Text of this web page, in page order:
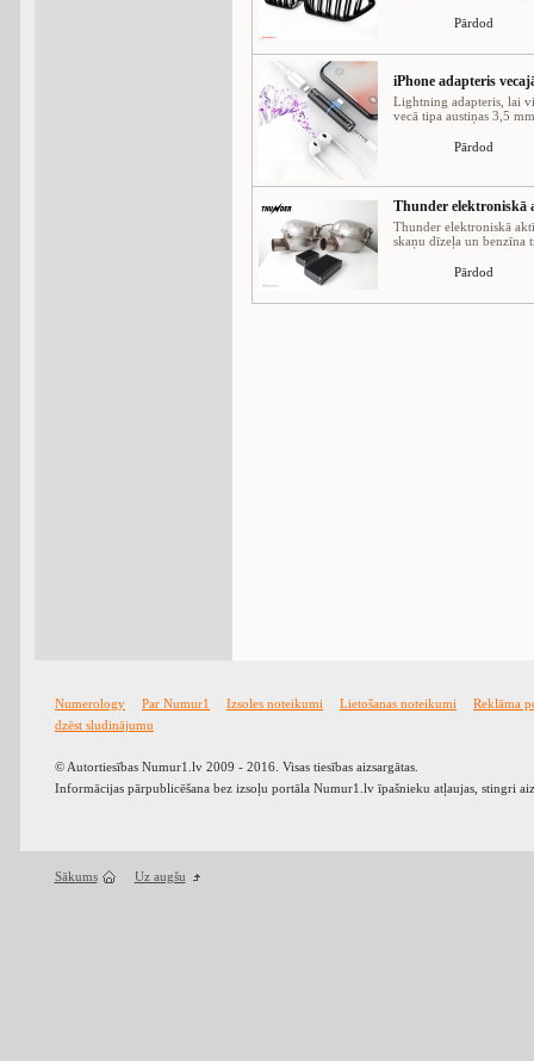
Pārdod
iPhone adapteris
Lightning adapteris, lai
vecā tipa austiņas 3,5
Pārdod
Thunder elektroniskā
Thunder elektroniskā
skaņu dīzeļa un benzīna
Pārdod
Numerology Par Numur1 Izsoles noteikumi Lietošanas noteikumi
Reklāma
dzēst sludinājumu
© Autortiesības Numur1.lv 2009 - 2016. Visas tiesības aizsargātas.
Informācijas pārpublicēšana bez izsoļu portāla Numur1.lv īpašnieku atļaujas, stingri
Sākums Uz augšu